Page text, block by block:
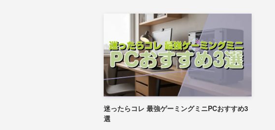
迷ったらコレ 最強ゲーミングミニPCおすすめ3
選